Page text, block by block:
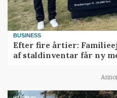
BUSINESS
Efter fire årtier:
af staldinventar får ny